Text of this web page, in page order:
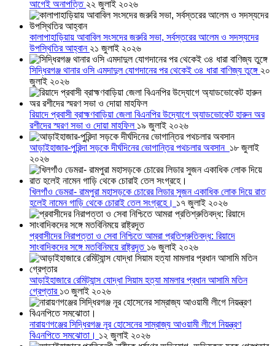
আগেই অনাপত্তি ২২ জুলাই ২০২৬
কালাপাহাড়িয়ায় আবাবিল সংসদের জরুরি সভা, সর্বস্তরের আলেম ও সদস্যদের
উপস্থিতির আহ্বান ২১ জুলাই ২০২৬
সিদ্ধিরগঞ্জ থানার ওসি এমদাদুল যোগদানের পর থেকেই ৩৪ ধারা বাণিজ্য তুঙ্গে ২০
জুলাই ২০২৬
রিয়াদে প্রবাসী ব্রাহ্মণবাড়িয়া জেলা বিএনপির উদ্যোগে অ্যাডভোকেট হারুন অর
রশীদের স্মরণ সভা ও দোয়া মাহফিল ১৯ জুলাই ২০২৬
আড়াইহাজার-পুরিন্দা সড়কে দীর্ঘদিনের ভোগান্তির পথচলার অবসান ১৮ জুলাই
২০২৬
খিলগাঁও ডেমরা- রামপুরা মহাসড়কে চোরের লিডার সুজন একাধিক লোক দিয়ে রাত
হলেই নামেন গাড়ি থেকে চোরাই তেল সংগ্রহে। ১৭ জুলাই ২০২৬
প্রবাসীদের নিরাপত্তা ও সেবা নিশ্চিতে আমরা প্রতিশ্রুতিবদ্ধ: রিয়াদে
সাংবাদিকদের সঙ্গে মতবিনিময়ে রাষ্ট্রদূত ১৬ জুলাই ২০২৬
আড়াইহাজারে রেমিট্যান্স যোদ্ধা সিয়াম হত্যা মামলার প্রধান আসামি মতিন
গ্রেপ্তার ১৩ জুলাই ২০২৬
নারায়ণগঞ্জের সিদ্ধিরগঞ্জ নূর হোসেনের সাম্রাজ্য আওয়ামী লীগে নিয়ন্ত্রণ
বিএনপিতে সমঝোতা। ১২ জুলাই ২০২৬